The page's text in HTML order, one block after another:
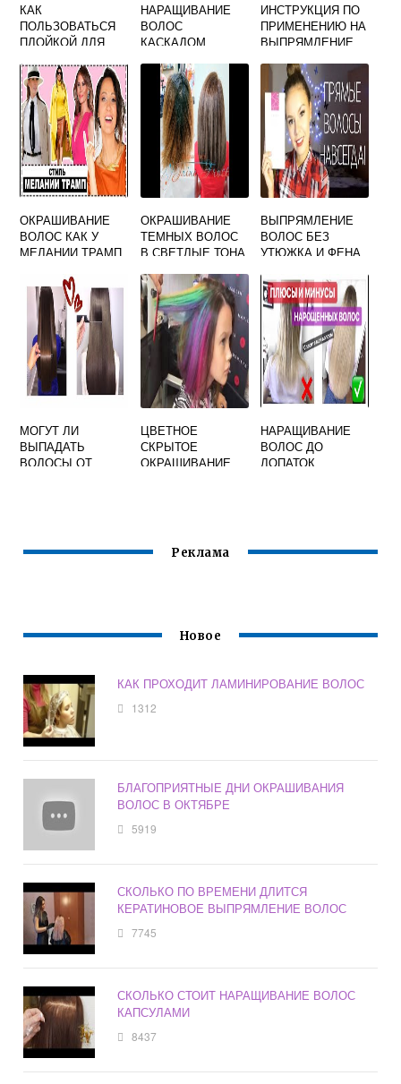
КАК
ПОЛЬЗОВАТЬСЯ
ПЛОЙКОЙ ДЛЯ
ВОЛОС
НАРАЩИВАНИЕ
ВОЛОС
КАСКАДОМ
ИНСТРУКЦИЯ ПО
ПРИМЕНЕНИЮ НА
ВЫПРЯМЛЕНИЕ
ОКРАШИВАНИЕ
ВОЛОС КАК У
МЕЛАНИИ ТРАМП
ОКРАШИВАНИЕ
ТЕМНЫХ ВОЛОС
В СВЕТЛЫЕ ТОНА
ВЫПРЯМЛЕНИЕ
ВОЛОС БЕЗ
УТЮЖКА И ФЕНА
МОГУТ ЛИ
ВЫПАДАТЬ
ВОЛОСЫ ОТ
ЦВЕТНОЕ
СКРЫТОЕ
ОКРАШИВАНИЕ
НАРАЩИВАНИЕ
ВОЛОС ДО
ЛОПАТОК
Реклама
Новое
КАК ПРОХОДИТ ЛАМИНИРОВАНИЕ ВОЛОС
1312
БЛАГОПРИЯТНЫЕ ДНИ ОКРАШИВАНИЯ
ВОЛОС В ОКТЯБРЕ
5919
СКОЛЬКО ПО ВРЕМЕНИ ДЛИТСЯ
КЕРАТИНОВОЕ ВЫПРЯМЛЕНИЕ ВОЛОС
7745
СКОЛЬКО СТОИТ НАРАЩИВАНИЕ ВОЛОС
КАПСУЛАМИ
8437